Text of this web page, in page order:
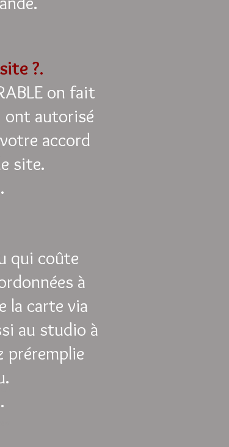
?.
on fait
ont autorisé
accord
site.
qui coûte
à
la carte via
au studio à
préremplie